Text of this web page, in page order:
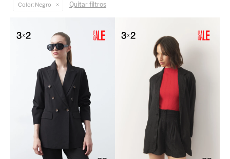
Color: Negro Quitar filtros